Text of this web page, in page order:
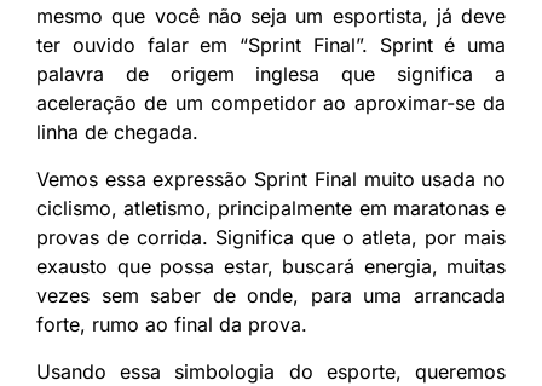
mesmo que você não seja um esportista, já deve
ter ouvido falar em “Sprint Final”. Sprint é uma
palavra de origem inglesa que significa a
aceleração de um competidor ao aproximar-se da
linha de chegada.
Vemos essa expressão Sprint Final muito usada no
ciclismo, atletismo, principalmente em maratonas e
provas de corrida. Significa que o atleta, por mais
exausto que possa estar, buscará energia, muitas
vezes sem saber de onde, para uma arrancada
forte, rumo ao final da prova.
Usando essa simbologia do esporte, queremos